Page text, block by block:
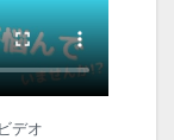
デオ